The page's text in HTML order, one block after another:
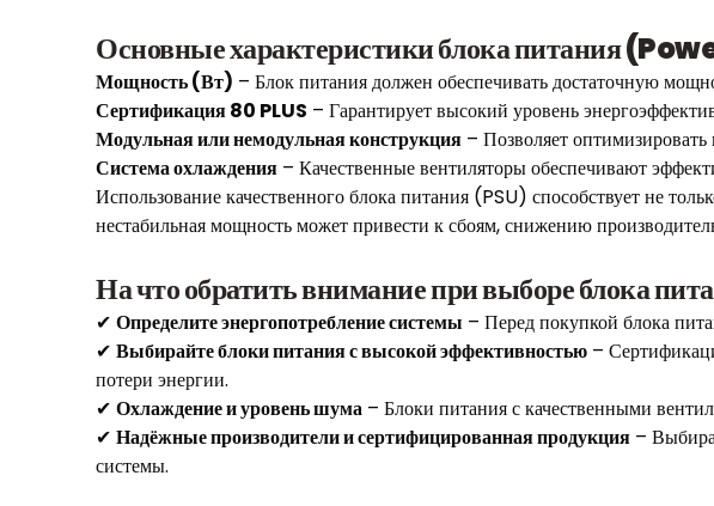
Основные характеристики блока питания
Мощность (Вт) – Блок питания должен обеспечивать достаточную
Сертификация 80 PLUS – Гарантирует высокий уровень
Модульная или немодульная конструкция – Позволяет оптимизировать
Система охлаждения – Качественные вентиляторы обеспечивают
Использование качественного блока питания (PSU) способствует не
нестабильная мощность может привести к сбоям, снижению
На что обратить внимание при выборе блока
✔ Определите энергопотребление системы – Перед покупкой блока
✔ Выбирайте блоки питания с высокой эффективностью –
потери энергии.
✔ Охлаждение и уровень шума – Блоки питания с качественными
✔ Надёжные производители и сертифицированная продукция –
системы.